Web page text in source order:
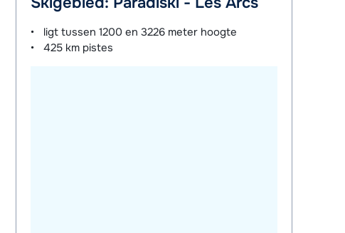
ligt tussen1200 en 3226 meter hoogte
425 km pistes